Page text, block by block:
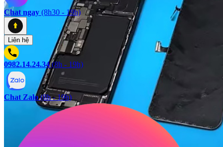
Chat ngay (8h30 - 19h)
Liên hệ
0982.14.24.34 (8h - 19h)
Chat Zalo (8h - 19h)